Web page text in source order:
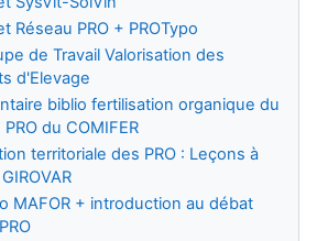
Réseau PRO + PROTypo
de Travail Valorisation des
d'Elevage
biblio fertilisation organique du
du COMIFER
territoriale des PRO : Leçons à
MAFOR + introduction au débat